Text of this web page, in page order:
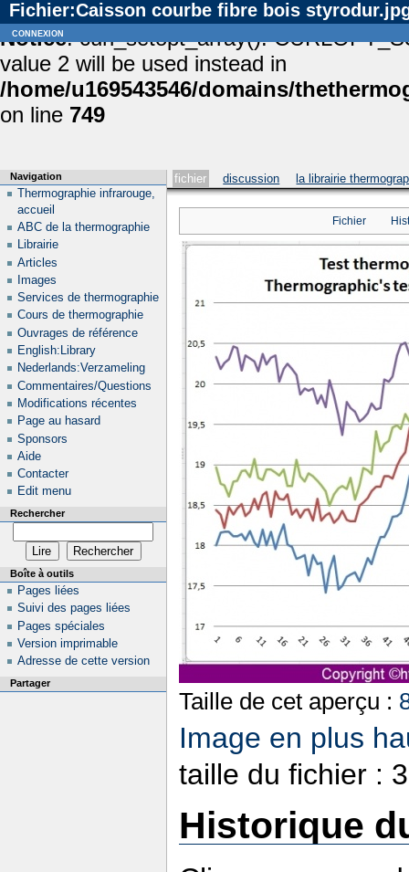
Notice: curl_setopt_array():
value 2 will be used instead in
/home/u169543546/domains/
on line 749
Fichier:Caisson courbe fibre bois
fichier discussion la librairie
Fichier
Taille de cet aperçu :
Image en plus
taille du fichier :
Historique
Navigation
Thermographie infrarouge,
accueil
ABC de la thermographie
Librairie
Articles
Images
Services de thermographie
Cours de thermographie
Ouvrages de référence
English:Library
Nederlands:Verzameling
Commentaires/Questions
Modifications récentes
Page au hasard
Sponsors
Aide
Contacter
Edit menu
Rechercher
Boîte à outils
Pages liées
Suivi des pages liées
Pages spéciales
Version imprimable
Adresse de cette version
Partager
connexion